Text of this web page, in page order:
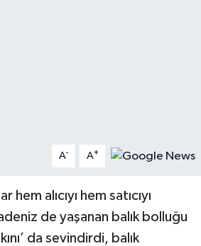
A- A+
hem alıcıyı hem satıcıyı
de yaşanan balık bolluğu
da sevindirdi, balık